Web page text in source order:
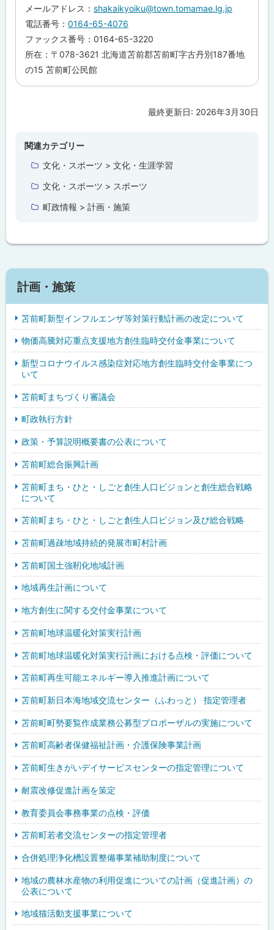
メールアドレス： shakaikyoiku@town.tomamae.lg.jp
電話番号： 0164-65-4076
ファックス番号：0164-65-3220
所在：〒078-3621 北海道苫前郡苫前町字古丹別187番地
の15 苫前町公民館
最終更新日: 2026年3月30日
関連カテゴリー
文化・スポーツ > 文化・生涯学習
文化・スポーツ > スポーツ
町政情報 > 計画・施策
計画・施策
苫前町新型インフルエンザ等対策行動計画の改定について
物価高騰対応重点支援地方創生臨時交付金事業について
新型コロナウイルス感染症対応地方創生臨時交付金事業につ
いて
苫前町まちづくり審議会
町政執行方針
政策・予算説明概要書の公表について
苫前町総合振興計画
苫前町まち・ひと・しごと創生人口ビジョンと創生総合戦略
について
苫前町まち・ひと・しごと創生人口ビジョン及び総合戦略
苫前町過疎地域持続的発展市町村計画
苫前町国土強靭化地域計画
地域再生計画について
地方創生に関する交付金事業について
苫前町地球温暖化対策実行計画
苫前町地球温暖化対策実行計画における点検・評価について
苫前町再生可能エネルギー導入推進計画について
苫前町新日本海地域交流センター（ふわっと） 指定管理者
苫前町町勢要覧作成業務公募型プロポーザルの実施について
苫前町高齢者保健福祉計画・介護保険事業計画
苫前町生きがいデイサービスセンターの指定管理について
耐震改修促進計画を策定
教育委員会事務事業の点検・評価
苫前町若者交流センターの指定管理者
合併処理浄化槽設置整備事業補助制度について
地域の農林水産物の利用促進についての計画（促進計画）の
公表について
地域猫活動支援事業について